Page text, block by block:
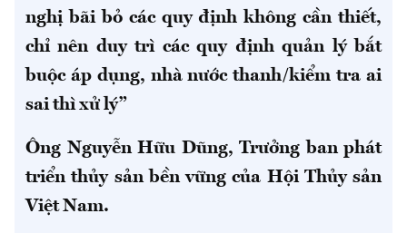
nghị bãi bỏ các quy định không cần thiết,
chỉ nên duy trì các quy định quản lý bắt
buộc áp dụng, nhà nước thanh/kiểm tra ai
sai thì xử lý”
Ông Nguyễn Hữu Dũng, Trưởng ban phát
triển thủy sản bền vững của Hội Thủy sản
Việt Nam.